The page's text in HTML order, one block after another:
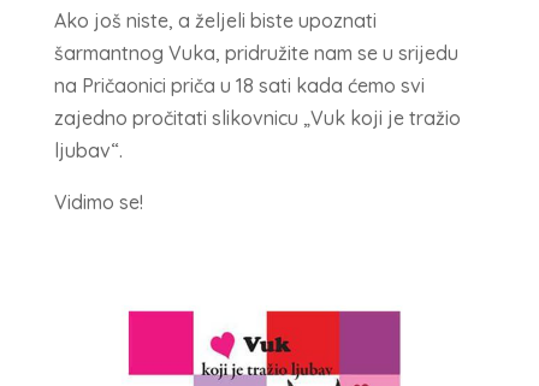
Ako još niste, a željeli biste upoznati
šarmantnog Vuka, pridružite nam se u srijedu
na Pričaonici priča u 18 sati kada ćemo svi
zajedno pročitati slikovnicu „Vuk koji je tražio
ljubav“.
Vidimo se!